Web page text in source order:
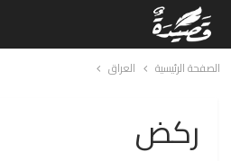
الصفحة الرئيسية العراق
ركض